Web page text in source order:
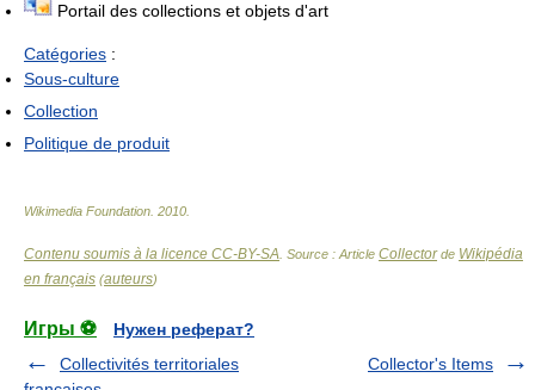
Portail des collections et objets d'art
Catégories :
Sous-culture
Collection
Politique de produit
Wikimedia Foundation 2010
Contenu soumis à la licence CC-BY-SA . Source : Article Collectorde Wikipédia
en français (auteurs)
Игры ⚽
Нужен реферат?
Collectivités territoriales
Collector's Items